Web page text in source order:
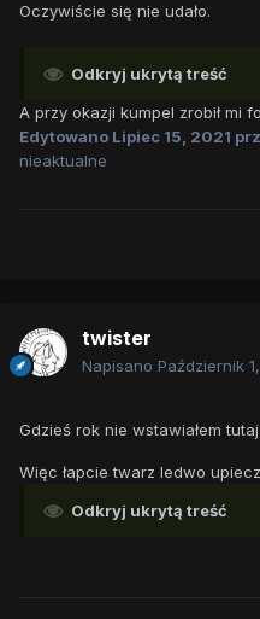
Oczywiście się nie udało.
Odkryj ukrytą treść
A przy okazji kumpel zrobił mi
Edytowano Lipiec 15, 2021
nieaktualne
twister
Napisano Październik
Gdzieś rok nie wstawiałem
Więc łapcie twarz ledwo
Odkryj ukrytą treść